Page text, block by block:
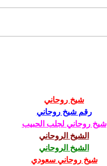
شيخ روحاني
رقم شيخ روحاني
شيخ روحاني لجلب الحبيب
الشيخ الروحاني
الشيخ الروحاني
شيخ روحاني سعودي